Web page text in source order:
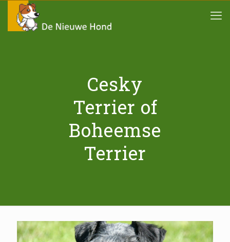
Cesky
Terrier of
Boheemse
Terrier